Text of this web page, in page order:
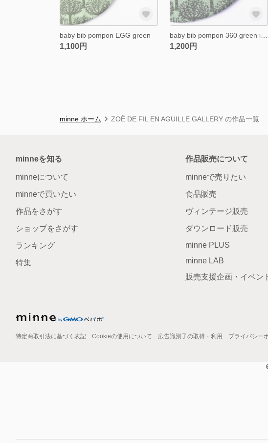
baby bib pompon EGG green
1,100円
baby bib pompon 360 green ivory
1,200円
minne ホーム ZOË DE FIL EN AGUILLE GALLERY の作品一覧
minneを知る
minneについて
minneで買いたい
作品をさがす
ショップをさがす
ランキング
特集
作品販売について
minneで売りたい
食品販売
ヴィンテージ販売
ダウンロード販売
minne PLUS
minne LAB
販売支援企画・イベン
特定商取引法に基づく表記 Cookieの使用について 広告識別子の取得・利用 プライバシー